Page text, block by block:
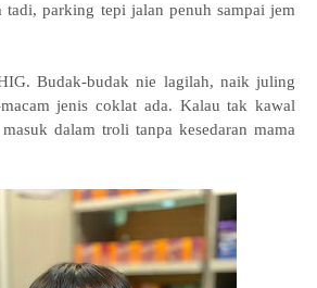
tadi, parking tepi jalan penuh sampai jem
Budak-budak nie lagilah, naik juling
jenis coklat ada. Kalau tak kawal
dalam troli tanpa kesedaran mama